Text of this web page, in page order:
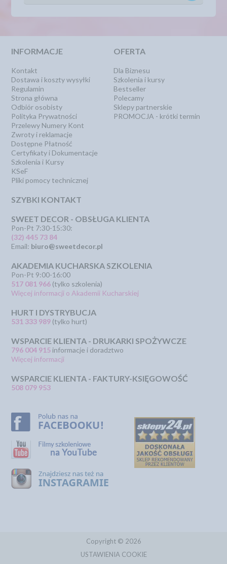
INFORMACJE
Kontakt
Dostawa i koszty wysyłki
Regulamin
Strona główna
Odbiór osobisty
Polityka Prywatności
Przelewy Numery Kont
Zwroty i reklamacje
Dostępne Płatność
Certyfikaty i Dokumentacje
Szkolenia i Kursy
KSeF
Pliki pomocy technicznej
OFERTA
Dla Biznesu
Szkolenia i kursy
Bestseller
Polecamy
Sklepy partnerskie
PROMOCJA - krótki termin
SZYBKI KONTAKT
SWEET DECOR - OBSŁUGA KLIENTA
Pon-Pt 7:30-15:30:
(32) 445 73 84
Email: biuro@sweetdecor.pl
AKADEMIA KUCHARSKA SZKOLENIA
Pon-Pt 9:00-16:00
517 081 966 (tylko szkolenia)
Więcej informacji o Akademii Kucharskiej
HURT I DYSTRYBUCJA
531 333 989 (tylko hurt)
WSPARCIE KLIENTA - DRUKARKI SPOŻYWCZE
796 004 915 informacje i doradztwo
Więcej informacji
WSPARCIE KLIENTA - FAKTURY-KSIĘGOWOŚĆ
508 079 953
Copyright © 2026
USTAWIENIA COOKIE